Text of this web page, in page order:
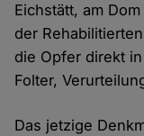
Eichstätt, am
der
die Opfer direkt
Folter,
Das jetzige